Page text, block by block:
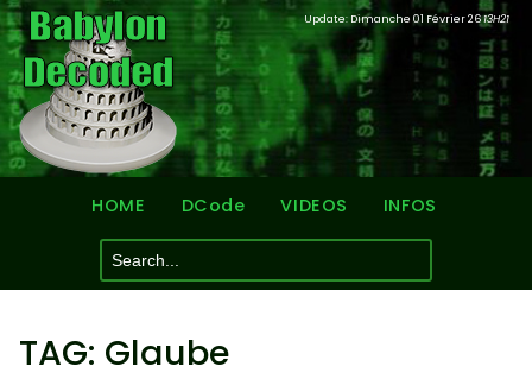
Update: Dimanche 01 Février 2613H21
HOME DCode VIDEOS INFOS
TAG: Glaube